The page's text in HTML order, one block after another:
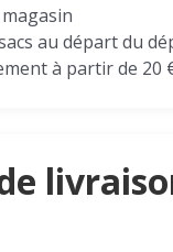
au départ du
à partir de 20